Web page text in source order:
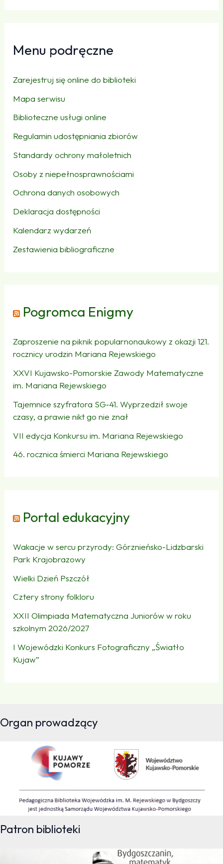
Menu podręczne
Zarejestruj się online do biblioteki
Mapa serwisu
Biblioteczne usługi online
Regulamin udostępniania zbiorów
Standardy ochrony małoletnich
Osoby z niepełnosprawnościami
Ochrona danych osobowych
Deklaracja dostępności
Kalendarz wydarzeń
Zestawienia bibliograficzne
Pogromca Enigmy
Zaproszenie na piknik popularnonaukowy z okazji 121.
rocznicy urodzin Mariana Rejewskiego
XXVI Kujawsko-Pomorskie Zawody Matematyczne
im. Mariana Rejewskiego
Tajemnice szyfratora SG‑41. Wyprzedził swoje
czasy, a prawie nikt go nie znał
VII edycja Konkursu im. Mariana Rejewskiego
46. rocznica śmierci Mariana Rejewskiego
Portal edukacyjny
Wakacje w sercu przyrody: Górznieńsko-Lidzbarski
Park Krajobrazowy
Wielki Dzień Pszczół
Cztery strony folkloru
XXII Olimpiada Matematyczna Juniorów w roku
szkolnym 2026/2027
I Wojewódzki Konkurs Fotograficzny „Światło
Kujaw”
Organ prowadzący
Patron biblioteki